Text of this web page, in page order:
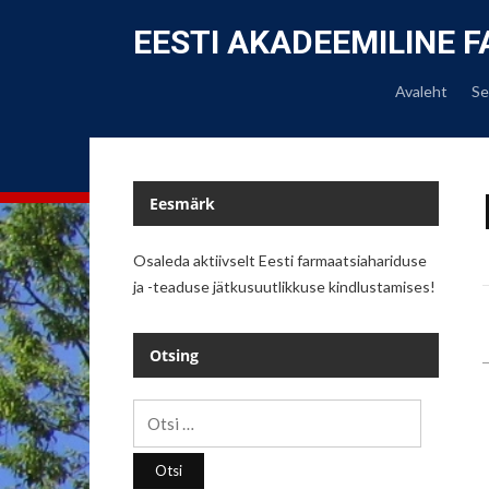
EESTI AKADEEMILINE
Avaleht
Eesmärk
Osaleda aktiivselt Eesti farmaatsiahariduse
ja -teaduse jätkusuutlikkuse kindlustamises!
Otsing